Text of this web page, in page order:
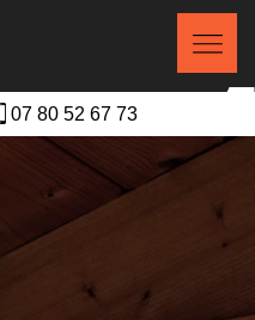
07 80 52 67 73